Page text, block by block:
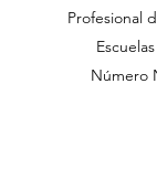
Profesional
Número